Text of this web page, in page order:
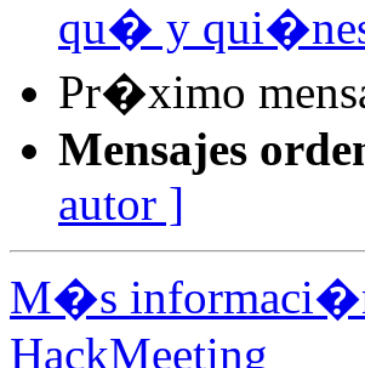
qu� y
Pr�ximo
Mensajes
autor ]
M�s
HackMeeting